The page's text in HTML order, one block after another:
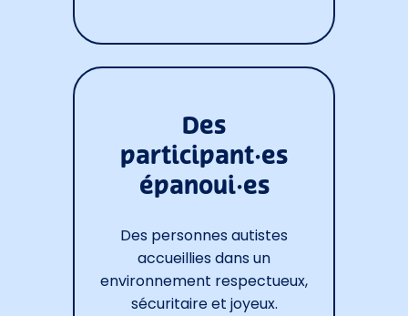
Des
participant·es
épanoui·es
Des personnes autistes
accueillies dans un
environnement respectueux,
sécuritaire et joyeux.